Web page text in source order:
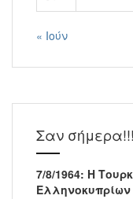
« Ιούν
Σαν σήμερα!!!
7/8/1964: Η